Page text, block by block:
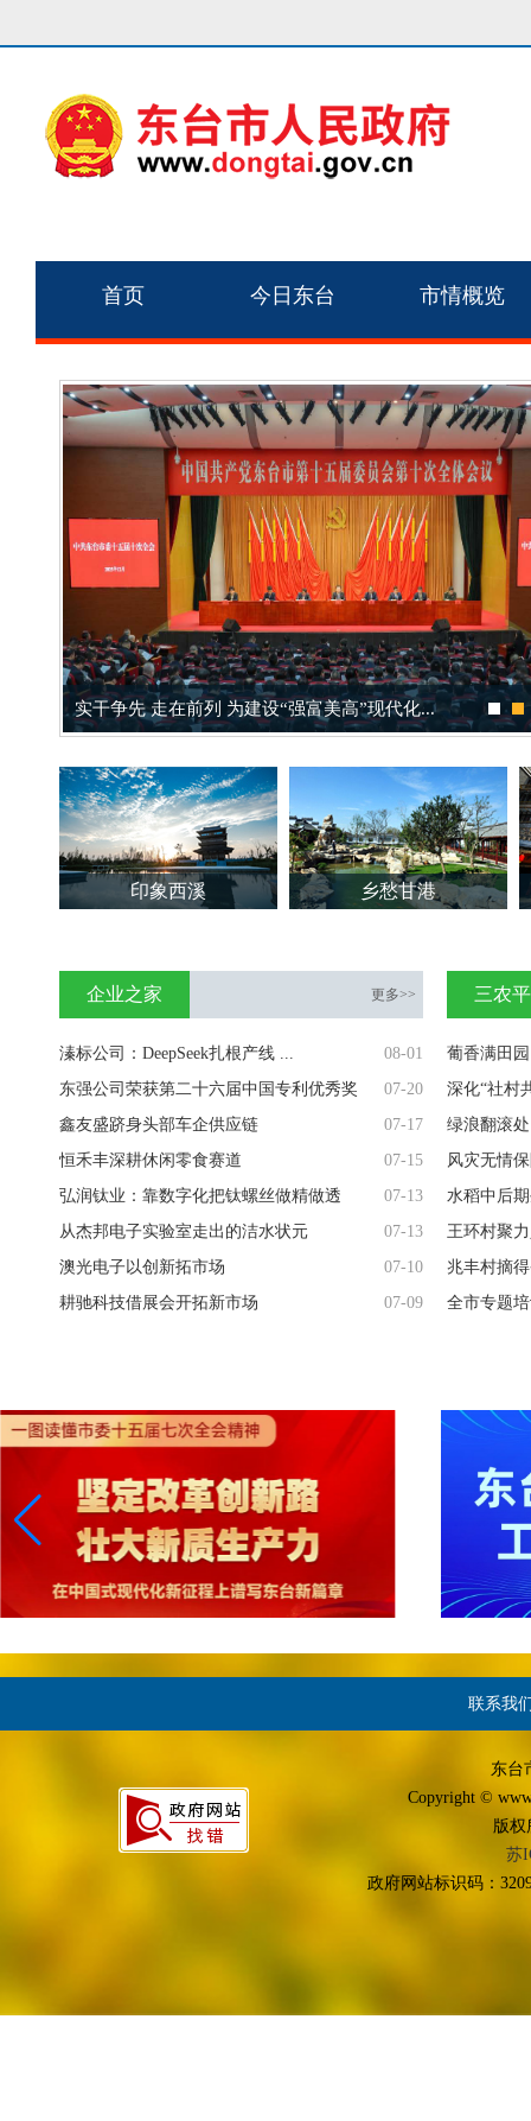
首页 今日东台 市情概览
实干争先 走在前列 为建设“强富美高”现代化...
印象西溪 乡愁甘港
更多>>
企业之家
08-01
溱标公司：DeepSeek扎根产线 ...
07-20
东强公司荣获第二十六届中国专利优秀奖
07-17
鑫友盛跻身头部车企供应链
07-15
恒禾丰深耕休闲零食赛道
07-13
弘润钛业：靠数字化把钛螺丝做精做透
07-13
从杰邦电子实验室走出的洁水状元
07-10
澳光电子以创新拓市场
07-09
耕驰科技借展会开拓新市场
三农
葡香满田
深化“社村
绿浪翻滚
风灾无情
水稻中后
王环村聚
兆丰村摘
全市专题
联系我
东台
Copyright ©
版权
苏
政府网站标识码：